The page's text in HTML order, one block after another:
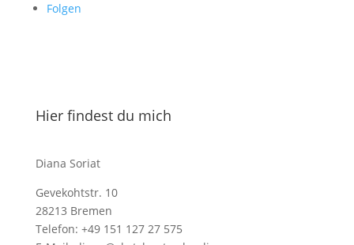
Folgen
Hier findest du mich
Diana Soriat
Gevekohtstr. 10
28213 Bremen
Telefon: +49 151 127 27 575